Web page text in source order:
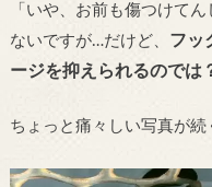
「いや、お前も傷つけて
ないですが…だけど、 フッ
ージを抑えられるのでは
ちょっと痛々しい写真が